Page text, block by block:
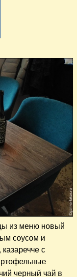
из меню новый
соусом и
с
черный чай в